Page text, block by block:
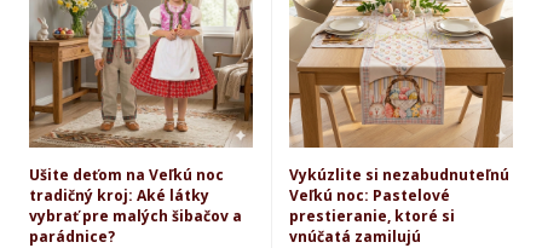
Ušite deťom na Veľkú noc
tradičný kroj: Aké látky
vybrať pre malých šibačov a
parádnice?
Vykúzlite si nezabudnuteľnú
Veľkú noc: Pastelové
prestieranie, ktoré si
vnúčatá zamilujú